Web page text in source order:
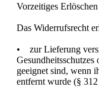
Vorzeitiges
Das Widerrufsrecht
• zur Lieferung
geeignet sind, wenn
entfernt wurde (§